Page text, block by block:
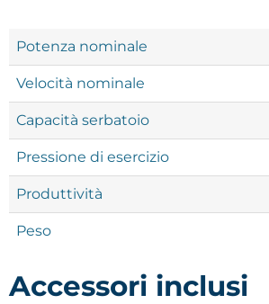
Potenza nominale
Velocità nominale
Capacità serbatoio
Pressione di esercizio
Produttività
Peso
Accessori inclusi